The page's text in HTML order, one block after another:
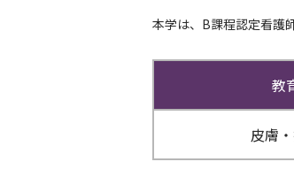
本学は、B課程認定看護
教
皮膚